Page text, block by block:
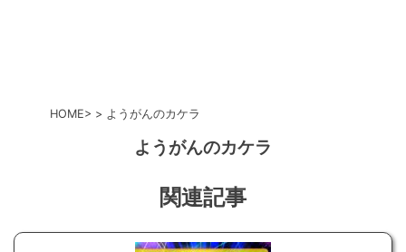
HOME ようがんのカケラ
ようがんのカケラ
関連記事